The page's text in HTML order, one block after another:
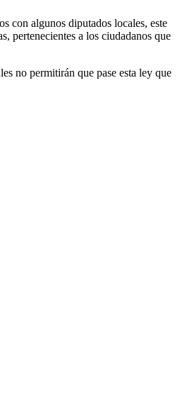
con algunos diputados locales, este
pertenecientes a los ciudadanos que
no permitirán que pase esta ley que